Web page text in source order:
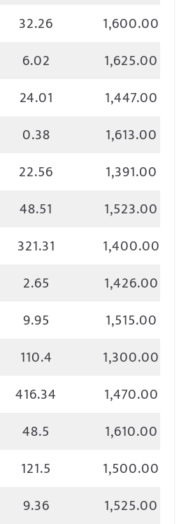
32.26
1,600.00
6.02
1,625.00
24.01
1,447.00
0.38
1,613.00
22.56
1,391.00
48.51
1,523.00
321.31
1,400.00
2.65
1,426.00
9.95
1,515.00
110.4
1,300.00
416.34
1,470.00
48.5
1,610.00
121.5
1,500.00
9.36
1,525.00